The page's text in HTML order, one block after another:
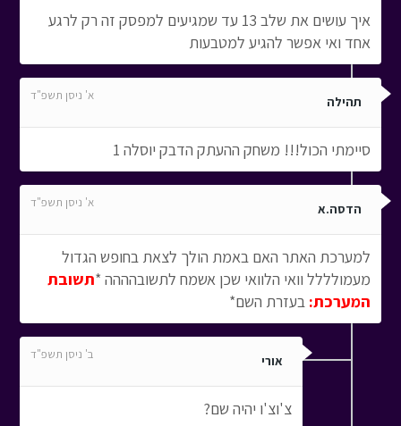
איך עושים את שלב 13 עד שמגיעים למפסק זה רק לרגע
אחד ואי אפשר להגיע למטבעות
תהילה א' ניסן תשפ"ד
סיימתי הכול!!! משחק ההעתק הדבק יוסלה 1
הדסה.א א' ניסן תשפ"ד
למערכת האתר האם באמת הולך לצאת בחופש הגדול
מעמולללל וואי הלוואי שכן אשמח לתשובהההה *תשובת
המערכת: בעזרת השם*
אורי ב' ניסן תשפ"ד
צ'וצ'ו יהיה שם?